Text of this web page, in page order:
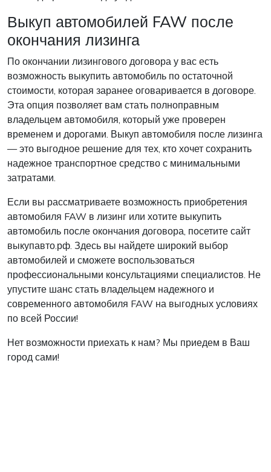
Выкуп автомобилей FAW после
окончания лизинга
По окончании лизингового договора у вас есть
возможность выкупить автомобиль по остаточной
стоимости, которая заранее оговаривается в договоре.
Эта опция позволяет вам стать полноправным
владельцем автомобиля, который уже проверен
временем и дорогами. Выкуп автомобиля после лизинга
— это выгодное решение для тех, кто хочет сохранить
надежное транспортное средство с минимальными
затратами.
Если вы рассматриваете возможность приобретения
автомобиля FAW в лизинг или хотите выкупить
автомобиль после окончания договора, посетите сайт
выкупавто.рф. Здесь вы найдете широкий выбор
автомобилей и сможете воспользоваться
профессиональными консультациями специалистов. Не
упустите шанс стать владельцем надежного и
современного автомобиля FAW на выгодных условиях
по всей России!
Нет возможности приехать к нам? Мы приедем в Ваш
город сами!